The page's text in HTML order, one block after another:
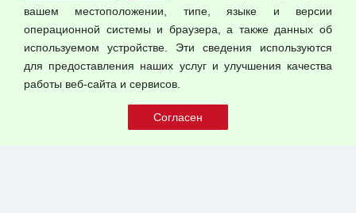
© 2026 ООО "Феникс"
Публичная оферта
вашем местоположении, типе, языке и версии
операционной системы и браузера, а также данных об
используемом устройстве. Эти сведения используются
для предоставления наших услуг и улучшения качества
работы веб-сайта и сервисов.